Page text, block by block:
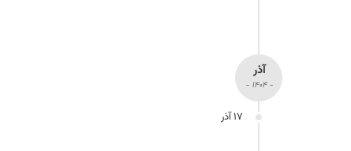
آذر
- ۱۴۰۴ -
۱۷ آذر